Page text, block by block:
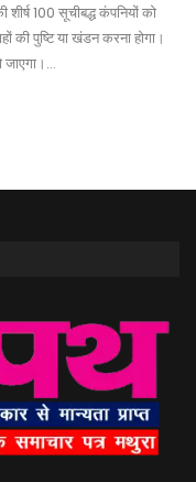
100 सूचीबद्ध कंपनियों को
की पुष्टि या खंडन करना होगा।
जाएगा।…